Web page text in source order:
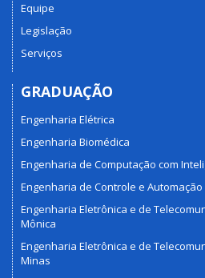
Equipe
Legislação
Serviços
GRADUAÇÃO
Engenharia Elétrica
Engenharia Biomédica
Engenharia de Computação com
Engenharia de Controle e Automação
Engenharia Eletrônica e de
Mônica
Engenharia Eletrônica e de
Minas